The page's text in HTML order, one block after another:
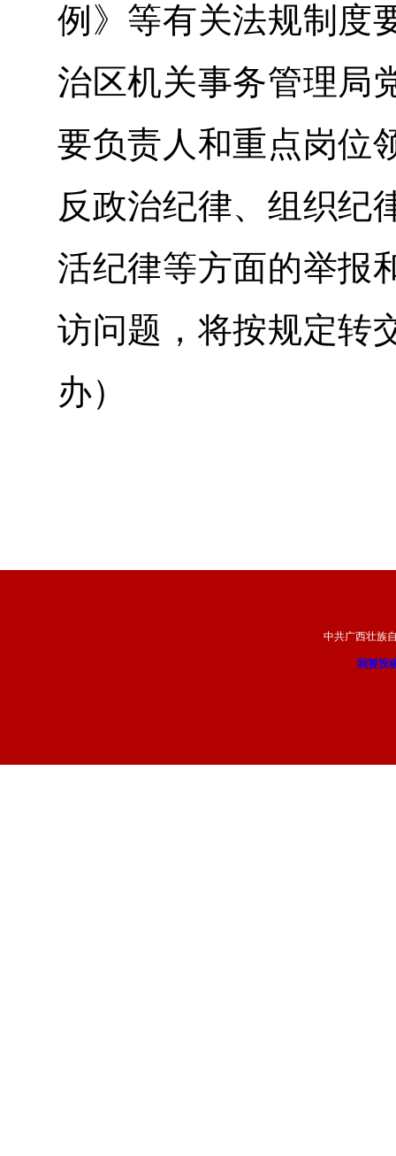
例》等有关法规制度
治区机关事务管理局
要负责人和重点岗位
反政治纪律、组织纪
活纪律等方面的举报
访问题，将按规定转
办）
中共广西壮族
我要投